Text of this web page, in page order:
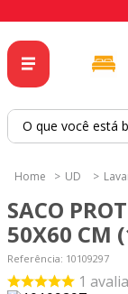
O que você está
UD
SACO
50X60 CM
Referência: 10109297
1
2º
tapete
cortina
4º
tapetes